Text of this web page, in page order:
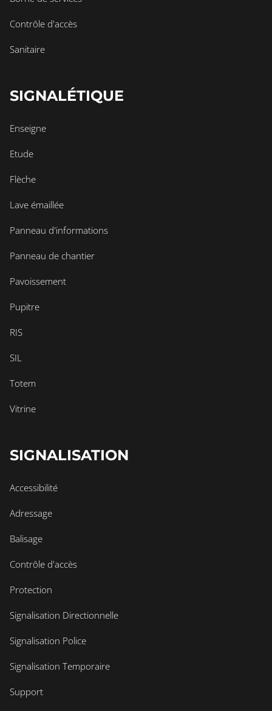
Contrôle d'accès
Sanitaire
SIGNALÉTIQUE
Enseigne
Etude
Flèche
Lave émaillée
Panneau d'informations
Panneau de chantier
Pavoissement
Pupitre
RIS
SIL
Totem
Vitrine
SIGNALISATION
Accessibilité
Adressage
Balisage
Contrôle d'accès
Protection
Signalisation Directionnelle
Signalisation Police
Signalisation Temporaire
Support